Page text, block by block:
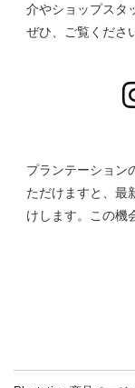
介やショップスタ
ぜひ、ご覧くださ
プランテーション
ただけますと、最
けします。この機